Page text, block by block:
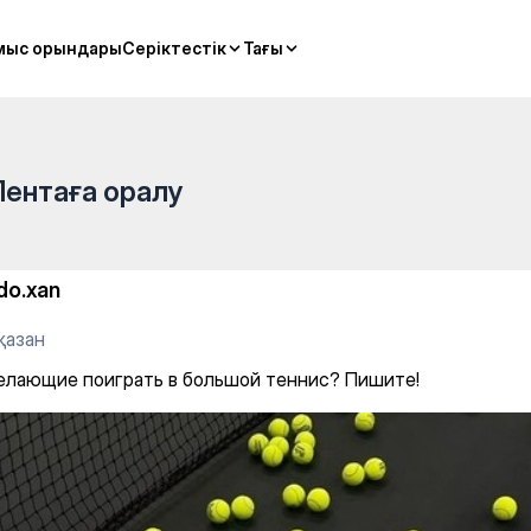
орындарыСеріктестік Тағы
орындарыСеріктестік Тағы
теннис? Пишите!
оралу
поиграть в большой теннис? Пишите!